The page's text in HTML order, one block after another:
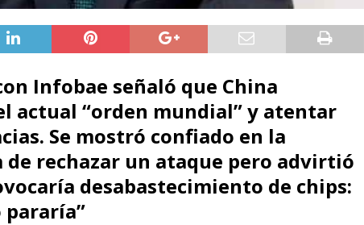
Infobae señaló que China
actual “orden mundial” y atentar
Se mostró confiado en la
de rechazar un ataque pero advirtió
desabastecimiento de chips:
pararía”